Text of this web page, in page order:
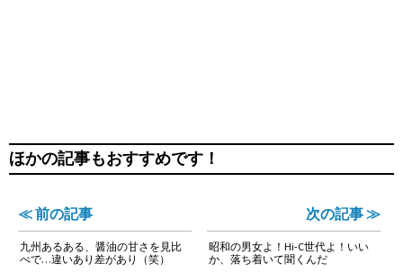
ほかの記事もおすすめです！
≪ 前の記事
九州あるある、醤油の甘さを見比
べで…違いあり差があり（笑）
次の記事 ≫
昭和の男女よ！Hi-C世代よ！いい
か、落ち着いて聞くんだ